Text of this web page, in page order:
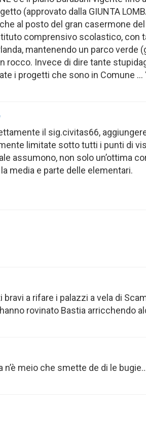
(approvato dalla GIUNTA
al posto del gran casermone
comprensivo scolastico, con
mantenendo un parco verde
rocco. Invece di dire tante
i progetti che sono in Comune …
il sig.civitas66,
limitate sotto tutti i punti di
assumono, non solo un’ottima
media e parte delle elementari.
a rifare i palazzi a vela di
rovinato Bastia arricchendo
meio che smette de di le